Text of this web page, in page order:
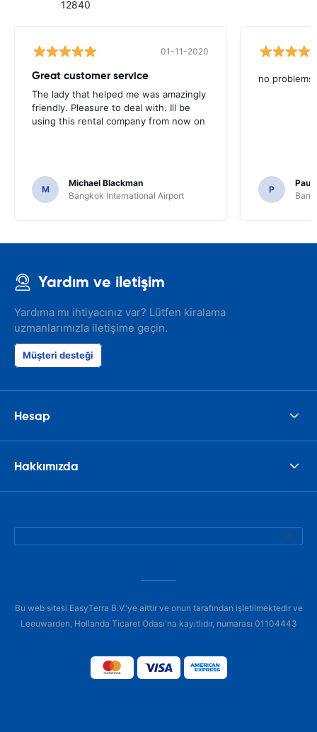
12840
01-11-2020
Great customer service
The lady that helped me was amazingly
friendly. Pleasure to deal with. Ill be
using this rental company from now on
M
Michael Blackman
Bangkok International Airport
no
P
Paul
Yardım ve iletişim
Yardıma mı ihtiyacınız var? Lütfen kiralama
uzmanlarımızla iletişime geçin.
Müşteri desteği
Hesap
Hakkımızda
Bu web sitesi EasyTerra B.V.'ye aittir ve onun tarafından işletilmektedir ve
Leeuwarden, Hollanda Ticaret Odası'na kayıtlıdır, numarası 01104443